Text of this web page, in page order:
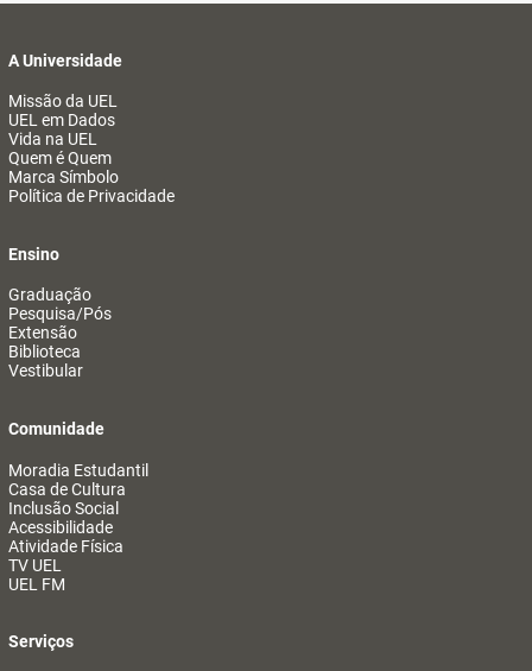
A Universidade
Missão da UEL
UEL em Dados
Vida na UEL
Quem é Quem
Marca Símbolo
Política de Privacidade
Ensino
Graduação
Pesquisa/Pós
Extensão
Biblioteca
Vestibular
Comunidade
Moradia Estudantil
Casa de Cultura
Inclusão Social
Acessibilidade
Atividade Física
TV UEL
UEL FM
Serviços